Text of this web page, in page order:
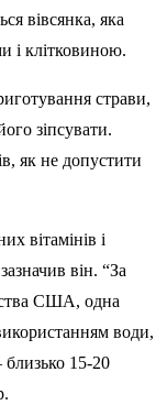
вівсянка, яка
і клітковиною.
страви,
зіпсувати.
як не допустити
вітамінів і
він. “За
США, одна
води,
близько 15-20